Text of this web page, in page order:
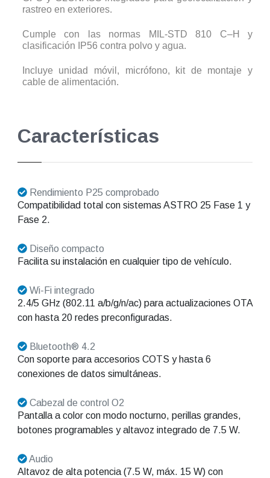
rastreo en exteriores.
Cumple con las normas MIL-STD 810 C–H y
clasificación IP56 contra polvo y agua.
Incluye unidad móvil, micrófono, kit de montaje y
cable de alimentación.
Características
Rendimiento P25 comprobado
Compatibilidad total con sistemas ASTRO 25 Fase 1 y
Fase 2.
Diseño compacto
Facilita su instalación en cualquier tipo de vehículo.
Wi-Fi integrado
2.4/5 GHz (802.11 a/b/g/n/ac) para actualizaciones OTA
con hasta 20 redes preconfiguradas.
Bluetooth® 4.2
Con soporte para accesorios COTS y hasta 6
conexiones de datos simultáneas.
Cabezal de control O2
Pantalla a color con modo nocturno, perillas grandes,
botones programables y altavoz integrado de 7.5 W.
Audio
Altavoz de alta potencia (7.5 W, máx. 15 W) con